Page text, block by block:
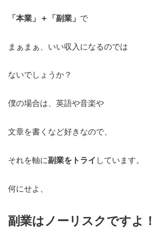
「本業」＋「副業」 で
まぁまぁ、いい収入になるのでは
ないでしょうか？
僕の場合は、英語や音楽や
文章を書くなど好きなので、
それを軸に副業をトライ しています。
何にせよ、
副業はノーリスクですよ！